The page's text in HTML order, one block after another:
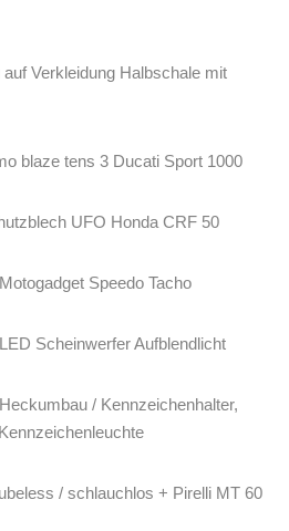
Verkleidung Halbschale mit
blaze tens 3 Ducati Sport 1000
UFO Honda CRF 50
Speedo Tacho
Scheinwerfer Aufblendlicht
/ Kennzeichenhalter,
/ schlauchlos + Pirelli MT 60